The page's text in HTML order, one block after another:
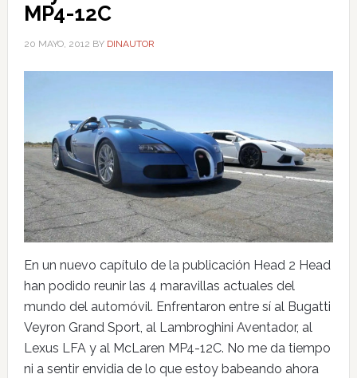
MP4-12C
20 MAYO, 2012 BY DINAUTOR
En un nuevo capítulo de la publicación Head 2 Head
han podido reunir las 4 maravillas actuales del
mundo del automóvil. Enfrentaron entre sí al Bugatti
Veyron Grand Sport, al Lambroghini Aventador, al
Lexus LFA y al McLaren MP4-12C. No me da tiempo
ni a sentir envidia de lo que estoy babeando ahora